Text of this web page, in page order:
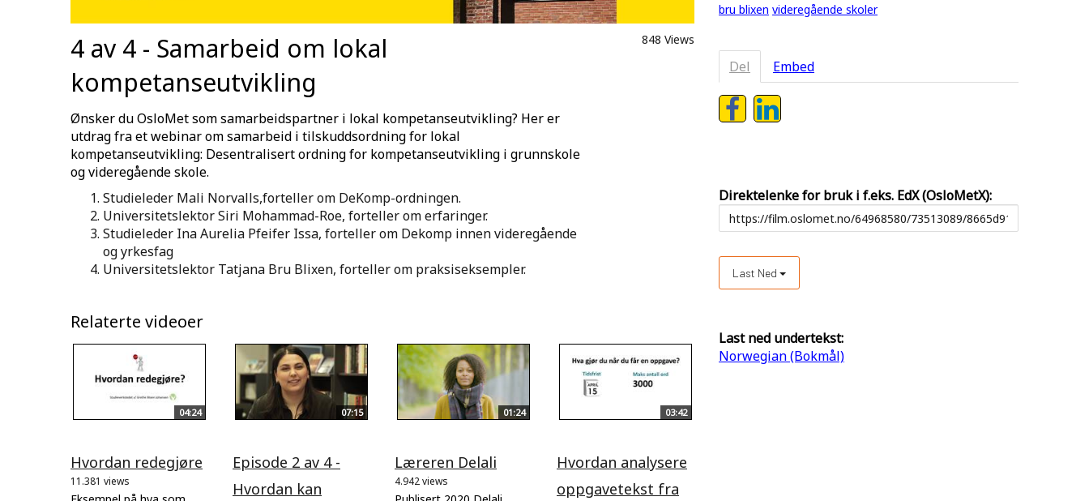
4 av 4 - Samarbeid om lokal
kompetanseutvikling
848 Views
Ønsker du OsloMet som samarbeidspartner i lokal kompetanseutvikling? Her er
utdrag fra et webinar om samarbeid i tilskuddsordning for lokal
kompetanseutvikling: Desentralisert ordning for kompetanseutvikling i grunnskole
og videregående skole.
Studieleder Mali Norvalls,forteller om DeKomp-ordningen.
Universitetslektor Siri Mohammad-Roe, forteller om erfaringer.
Studieleder Ina Aurelia Pfeifer Issa, forteller om Dekomp innen videregående
og yrkesfag
Universitetslektor Tatjana Bru Blixen, forteller om praksiseksempler.
Relaterte videoer
04:24
Hvordan redegjøre
11.381 views
07:15
Episode 2 av 4 -
Hvordan kan
01:24
Læreren Delali
4.942 views
03:42
Hvordan analysere
oppgavetekst fra
bru blixen videregående skoler
Del Embed
Direktelenke for bruk i f.eks. EdX (OsloMetX):
Last Ned
Last ned undertekst:
Norwegian (Bokmål)